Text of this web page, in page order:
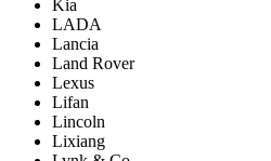
Kia
LADA
Lancia
Land Rover
Lexus
Lifan
Lincoln
Lixiang